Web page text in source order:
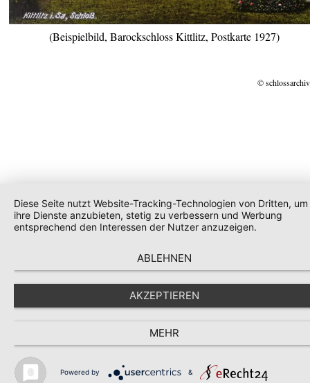
(Beispielbild, Barockschloss Kittlitz, Postkarte 1927)
©
Diese Seite nutzt Website-Tracking-Technologien von Dritten, um
ihre Dienste anzubieten, stetig zu verbessern und Werbung
entsprechend den Interessen der Nutzer anzuzeigen.
ABLEHNEN
AKZEPTIEREN
MEHR
Powered by &